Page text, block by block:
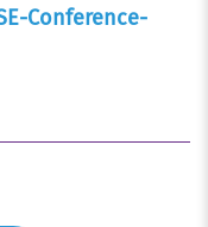
Conference-